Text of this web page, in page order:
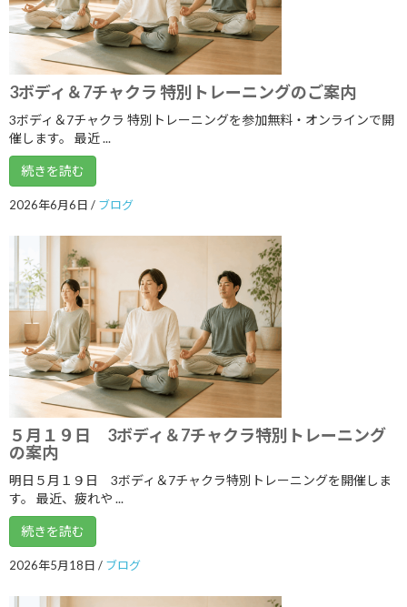
2022年3月
2022年2月
2022年1月
2021年12月
2021年11月
2021年10月
2021年8月
2021年7月
2021年6月
2021年5月
2021年4月
2021年3月
2021年2月
2021年1月
2020年12月
2020年11月
3ボディ＆7チャクラ 特別トレーニングのご案内
3ボディ＆7チャクラ 特別トレーニングを参加無料・オンラインで開
催します。 最近 ...
続きを読む
2026年6月6日 / ブログ
５月１９日 3ボディ＆7チャクラ特別トレーニング
の案内
明日５月１９日 3ボディ＆7チャクラ特別トレーニングを開催しま
す。 最近、疲れや ...
続きを読む
2026年5月18日 / ブログ